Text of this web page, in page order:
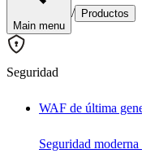
Main menu
/ Productos
Seguridad
WAF de última
Seguridad